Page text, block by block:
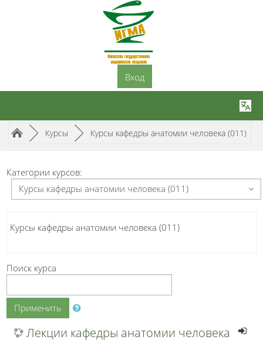
Перейти к основному содержанию
Вход
Путь к странице
/► Курсы /► Курсы кафедры анатомии человека (011)
Категории курсов:
Курсы кафедры анатомии человека (011)
Поиск курса
Применить
Лекции кафедры анатомии человека